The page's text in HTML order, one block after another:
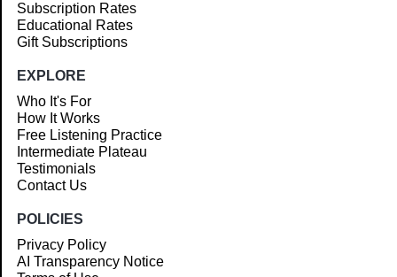
Subscription Rates
Educational Rates
Gift Subscriptions
EXPLORE
Who It's For
How It Works
Free Listening Practice
Intermediate Plateau
Testimonials
Contact Us
POLICIES
Privacy Policy
AI Transparency Notice